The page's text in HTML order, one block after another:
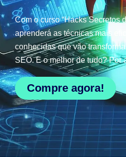
Com o curso “Hacks Secretos
aprenderá as técnicas mais
conhecidas que vão
SEO. E o melhor de tudo? Por
Compre agora!